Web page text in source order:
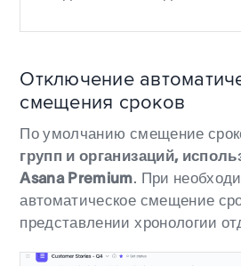
Отключение
смещения сроков
По умолчанию смещение
групп и организаций,
Asana Premium. При
автоматическое смещение
представлении хронологии